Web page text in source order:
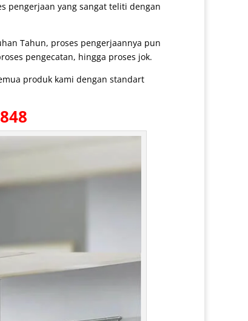
pengerjaan yang sangat teliti dengan
Tahun, proses pengerjaannya pun
pengecatan, hingga proses jok.
produk kami dengan standart